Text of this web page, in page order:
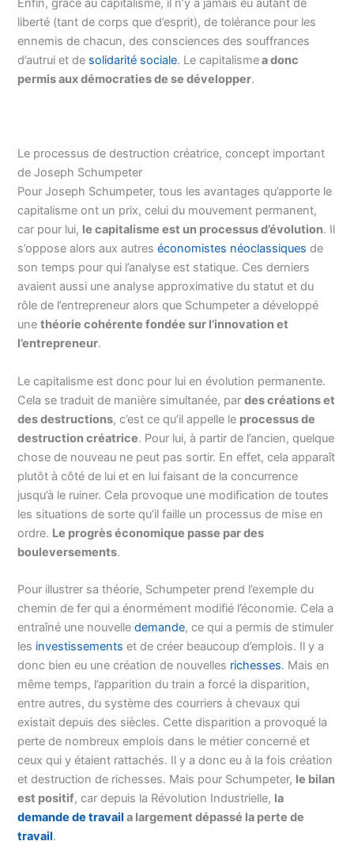
Enfin, grâce au capitalisme, il n’y a jamais eu autant de
liberté (tant de corps que d’esprit), de tolérance pour les
ennemis de chacun, des consciences des souffrances
d’autrui et de solidarité sociale. Le capitalismea donc
permis aux démocraties de se développer.
Le processus de destruction créatrice, concept important
de Joseph Schumpeter
Pour Joseph Schumpeter, tous les avantages qu’apporte le
capitalisme ont un prix, celui du mouvement permanent,
car pour lui, le capitalisme est un processus d’évolution. Il
s’oppose alors aux autreséconomistes néoclassiques de
son temps pour qui l’analyse est statique. Ces derniers
avaient aussi une analyse approximative du statut et du
rôle de l’entrepreneur alors que Schumpeter a développé
unethéorie cohérente fondée sur l’innovation et
l’entrepreneur.
Le capitalisme est donc pour lui en évolution permanente.
Cela se traduit de manière simultanée, pardes créations et
des destructions, c’est ce qu’il appelle le processus de
destruction créatrice. Pour lui, à partir de l’ancien, quelque
chose de nouveau ne peut pas sortir. En effet, cela apparaît
plutôt à côté de lui et en lui faisant de la concurrence
jusqu’à le ruiner. Cela provoque une modification de toutes
les situations de sorte qu’il faille un processus de mise en
ordre. Le progrès économique passe par des
bouleversements.
Pour illustrer sa théorie, Schumpeter prend l’exemple du
chemin de fer qui a énormément modifié l’économie. Cela a
entraîné une nouvelledemande, ce qui a permis de stimuler
les investissements et de créer beaucoup d’emplois. Il y a
donc bien eu une création de nouvelles richesses. Mais en
même temps, l’apparition du train a forcé la disparition,
entre autres, du système des courriers à chevaux qui
existait depuis des siècles. Cette disparition a provoqué la
perte de nombreux emplois dans le métier concerné et
ceux qui y étaient rattachés. Il y a donc eu à la fois création
et destruction de richesses. Mais pour Schumpeter, le bilan
est positif, car depuis la Révolution Industrielle, la
demande de travail a largement dépassé la perte de
travail.